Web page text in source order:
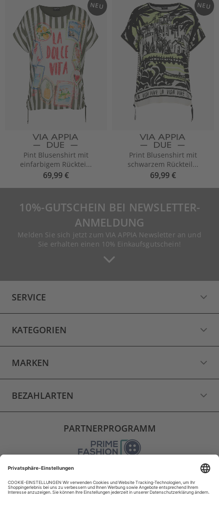
NEU
Pint Blusenshirt mit
einfarbigem Rücktei...
69,99 €
NEU
Print Blusenshirt mit
schwarzem Rückteil...
69,99 €
10%-GUTSCHEIN BEI NEWSLETTER-
ANMELDUNG
Melden Sie sich jetzt zum VIA APPIA Newsletter an und
Sie erhalten einen 10% Einkaufsgutschein!
SERVICE
KATEGORIEN
MARKEN
BEZAHLARTEN
PARTNERPROGRAMM
VERSAND